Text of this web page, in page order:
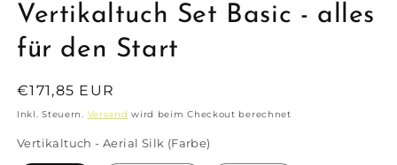
Vertikaltuch Set Basic - alles
für den Start
Normaler
Preis
€171,85 EUR
Inkl. Steuern. Versand wird beim Checkout berechnet
Vertikaltuch - Aerial Silk (Farbe)